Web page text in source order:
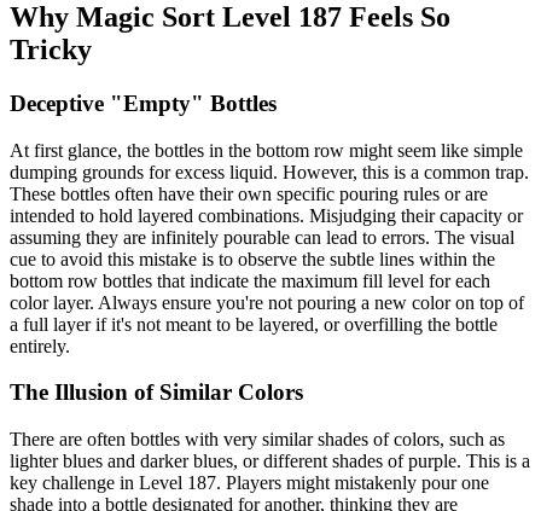
Why Magic Sort Level 187 Feels So
Tricky
Deceptive "Empty" Bottles
At first glance, the bottles in the bottom row might seem like simple
dumping grounds for excess liquid. However, this is a common trap.
These bottles often have their own specific pouring rules or are
intended to hold layered combinations. Misjudging their capacity or
assuming they are infinitely pourable can lead to errors. The visual
cue to avoid this mistake is to observe the subtle lines within the
bottom row bottles that indicate the maximum fill level for each
color layer. Always ensure you're not pouring a new color on top of
a full layer if it's not meant to be layered, or overfilling the bottle
entirely.
The Illusion of Similar Colors
There are often bottles with very similar shades of colors, such as
lighter blues and darker blues, or different shades of purple. This is a
key challenge in Level 187. Players might mistakenly pour one
shade into a bottle designated for another, thinking they are